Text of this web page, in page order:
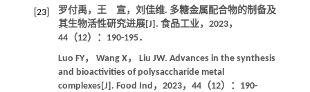
[23]
罗付禹，王 宣，刘佳维. 多糖金属配合物的制备及
其生物活性研究进展[J]. 食品工业， 2023，
44（12）：190-195．
Luo FY， Wang X， Liu JW. Advances in the synthesis
and bioactivities of polysaccharide metal
complexes[J]. Food Ind ， 2023， 44（12）：190-